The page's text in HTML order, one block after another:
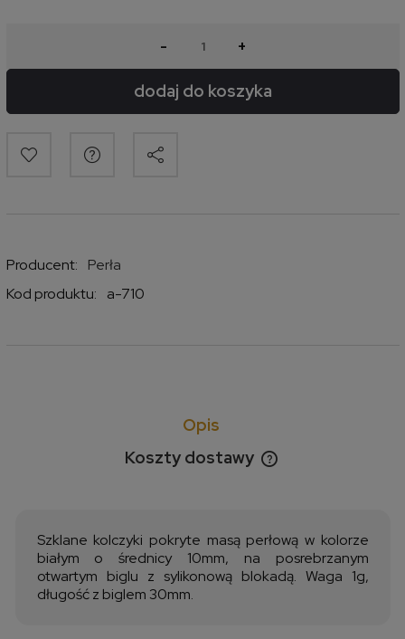
- +
dodaj do koszyka
Producent:
Perła
Kod produktu:
a-710
Opis
Koszty dostawy
Cena nie zawiera ewentualnych kosztów płatności
Szklane kolczyki pokryte masą perłową w kolorze
białym o średnicy 10mm, na posrebrzanym
otwartym biglu z sylikonową blokadą. Waga 1g,
długość z biglem 30mm.